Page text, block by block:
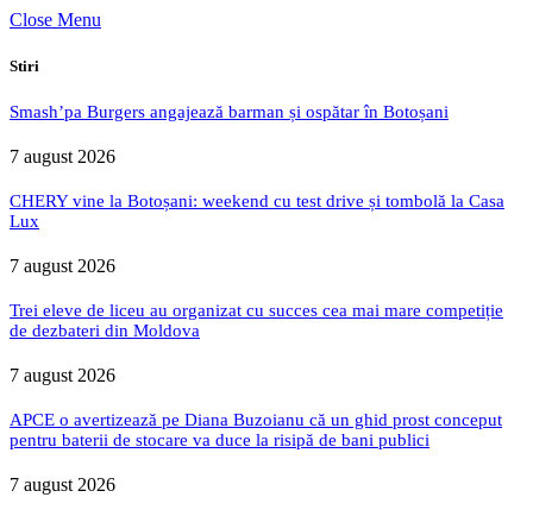
Close Menu
Stiri
Smash’pa Burgers angajează barman și ospătar în Botoșani
7 august 2026
CHERY vine la Botoșani: weekend cu test drive și tombolă la Casa
Lux
7 august 2026
Trei eleve de liceu au organizat cu succes cea mai mare competiție
de dezbateri din Moldova
7 august 2026
APCE o avertizează pe Diana Buzoianu că un ghid prost conceput
pentru baterii de stocare va duce la risipă de bani publici
7 august 2026